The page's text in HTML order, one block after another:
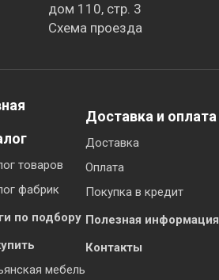
дом 110, стр. 3
Схема проезда
товаров
фабрик
по подбору
мебель
Доставка и оплата
Доставка
Оплата
Покупка в кредит
Полезная информация
Контакты